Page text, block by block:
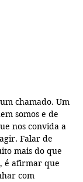
chamado. Um
somos e de
nos convida a
Falar de
mais do que
é afirmar que
com